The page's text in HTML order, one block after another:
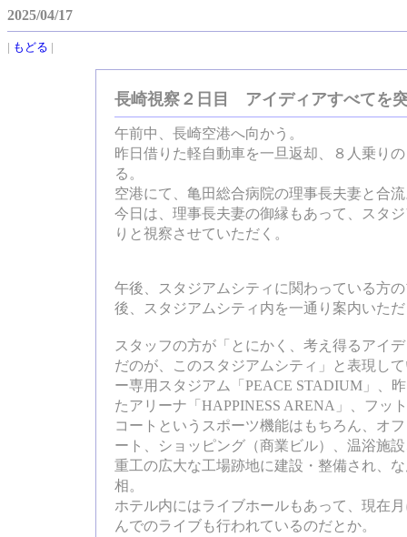
2025/04/17
| もどる |
長崎視察２日目 アイディアすべてを
午前中、長崎空港へ向かう。
昨日借りた軽自動車を一旦返却、８人乗り
る。
空港にて、亀田総合病院の理事長夫妻と合
今日は、理事長夫妻の御縁もあって、スタ
りと視察させていただく。
午後、スタジアムシティに関わっている方
後、スタジアムシティ内を一通り案内いた
スタッフの方が「とにかく、考え得るアイ
だのが、このスタジアムシティ」と表現し
ー専用スタジアム「PEACE STADIUM」、
たアリーナ「HAPPINESS ARENA」、フッ
コートというスポーツ機能はもちろん、オ
ート、ショッピング（商業ビル）、温浴施
重工の広大な工場跡地に建設・整備され、
相。
ホテル内にはライブホールもあって、現在
んでのライブも行われているのだとか。